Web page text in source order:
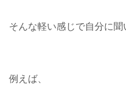
そんな軽い感じで自分に聞
例えば、